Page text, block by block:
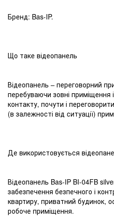
Бренд: Bas-IP.
Що таке відеопанель
Відеопанель – переговорний
перебуваючи зовні приміщення
контакту, почути і
(в залежності від ситуації)
Де використовується
Відеопанель Bas-IP BI-04FB
забезпечення безпечного і
квартиру, приватний будинок,
робоче приміщення.